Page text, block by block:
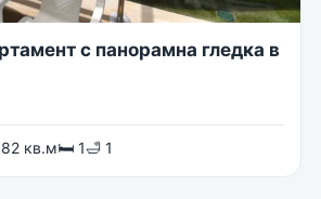
с панорамна гледка в
кв.м🛏 1🛁 1